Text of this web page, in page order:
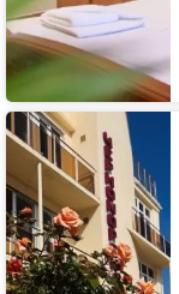
Гостиница
Черноморская